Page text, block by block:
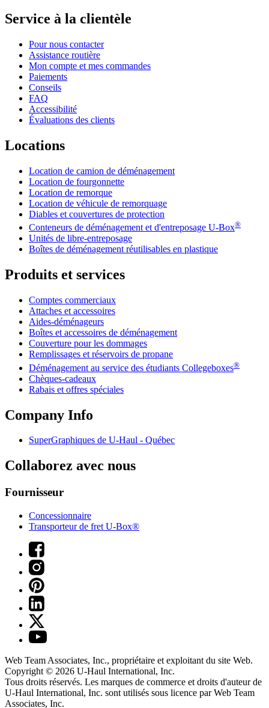
Service à la clientèle
Pour nous contacter
Assistance routière
Mon compte et mes commandes
Paiements
Conseils
FAQ
Accessibilité
Évaluations des clients
Locations
Location de camion de déménagement
Location de fourgonnette
Location de remorque
Location de véhicule de remorquage
Diables et couvertures de protection
Conteneurs de déménagement et d'entreposage U-Box®
Unités de libre-entreposage
Boîtes de déménagement réutilisables en plastique
Produits et services
Comptes commerciaux
Attaches et accessoires
Aides-déménageurs
Boîtes et accessoires de déménagement
Couverture pour les dommages
Remplissages et réservoirs de propane
Déménagement au service des étudiants Collegeboxes®
Chèques-cadeaux
Rabais et offres spéciales
Company Info
SuperGraphiques de U-Haul - Québec
Collaborez avec nous
Fournisseur
Concessionnaire
Transporteur de fret U-Box®
Web Team Associates, Inc., propriétaire et exploitant du site Web.
Copyright © 2026 U-Haul International, Inc.
Tous droits réservés. Les marques de commerce et droits d'auteur de
U-Haul International, Inc. sont utilisés sous licence par Web Team
Associates, Inc.